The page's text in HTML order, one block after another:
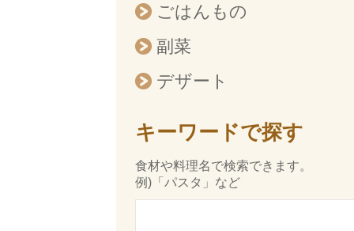
ごはんもの
副菜
デザート
キーワードで探す
食材や料理名で検索できます。
例)「パスタ」など